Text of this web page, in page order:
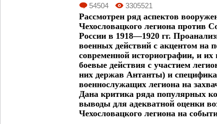
54504 3305521
Рассмотрен ряд аспектов
Чехословацкого легиона против
России в 1918—1920 гг.
военных действий с акцентом на
современной историографии, и их
боевые действия с участием
них держав Антанты) и
военнослужащих легиона на
Дана критика ряда популярных
выводы для адекватной оценки
Чехословацкого легиона на